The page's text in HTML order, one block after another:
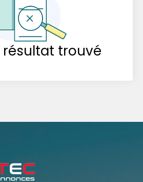
résultat trouvé